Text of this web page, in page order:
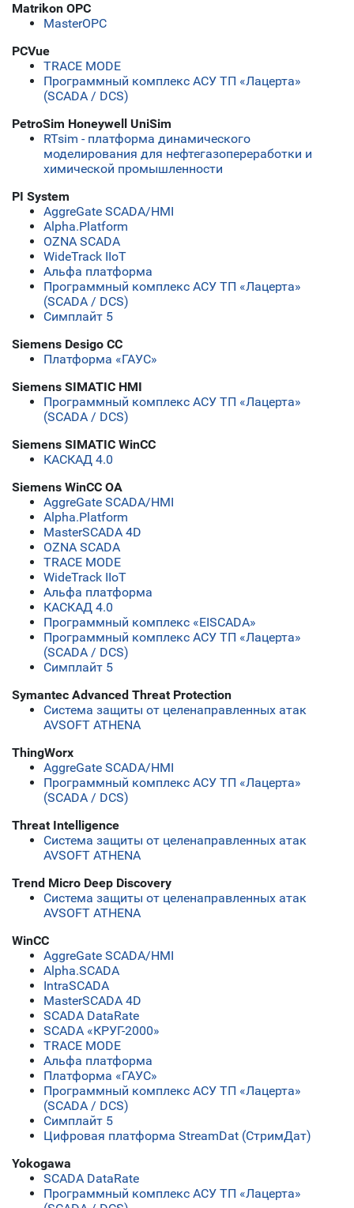
Matrikon OPC
MasterOPC
PCVue
TRACE MODE
Программный комплекс АСУ ТП «Лацерта»
(SCADA / DCS)
PetroSim Honeywell UniSim
RTsim - платформа динамического
моделирования для нефтегазопереработки и
химической промышленности
PI System
AggreGate SCADA/HMI
Alpha.Platform
OZNA SCADA
WideTrack IIoT
Альфа платформа
Программный комплекс АСУ ТП «Лацерта»
(SCADA / DCS)
Симплайт 5
Siemens Desigo CC
Платформа «ГАУС»
Siemens SIMATIC HMI
Программный комплекс АСУ ТП «Лацерта»
(SCADA / DCS)
Siemens SIMATIC WinCC
КАСКАД 4.0
Siemens WinCC OA
AggreGate SCADA/HMI
Alpha.Platform
MasterSCADA 4D
OZNA SCADA
TRACE MODE
WideTrack IIoT
Альфа платформа
КАСКАД 4.0
Программный комплекс «EISCADA»
Программный комплекс АСУ ТП «Лацерта»
(SCADA / DCS)
Симплайт 5
Symantec Advanced Threat Protection
Система защиты от целенаправленных атак
AVSOFT ATHENA
ThingWorx
AggreGate SCADA/HMI
Программный комплекс АСУ ТП «Лацерта»
(SCADA / DCS)
Threat Intelligence
Система защиты от целенаправленных атак
AVSOFT ATHENA
Trend Micro Deep Discovery
Система защиты от целенаправленных атак
AVSOFT ATHENA
WinCC
AggreGate SCADA/HMI
Alpha.SCADA
IntraSCADA
MasterSCADA 4D
SCADA DataRate
SCADA «КРУГ-2000»
TRACE MODE
Альфа платформа
Платформа «ГАУС»
Программный комплекс АСУ ТП «Лацерта»
(SCADA / DCS)
Симплайт 5
Цифровая платформа StreamDat (СтримДат)
Yokogawa
SCADA DataRate
Программный комплекс АСУ ТП «Лацерта»